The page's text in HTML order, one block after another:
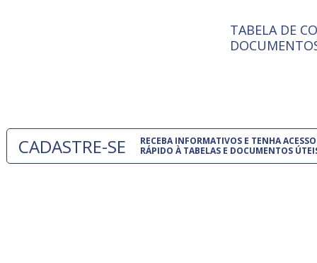
ISO 9001:
A
TABELA DE
CADASTRE-SE
RECEBA INFORMATIVOS E TENHA ACESSO
RÁPIDO À TABELAS E DOCUMENTOS